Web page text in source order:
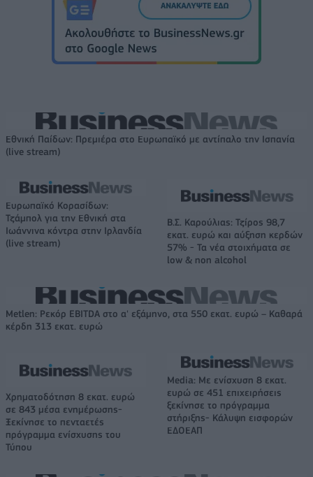
Εθνική Παίδων: Πρεμιέρα στο Ευρωπαϊκό με αντίπαλο την Ισπανία
(live stream)
Ευρωπαϊκό Κορασίδων:
Τζάμπολ για την Εθνική στα
Ιωάννινα κόντρα στην Ιρλανδία
(live stream)
Β.Σ. Καρούλιας: Τζίρος 98,7
εκατ. ευρώ και αύξηση κερδών
57% - Τα νέα στοιχήματα σε
low & non alcohol
Metlen: Ρεκόρ EBITDA στο α' εξάμηνο, στα 550 εκατ. ευρώ – Καθαρά
κέρδη 313 εκατ. ευρώ
Χρηματοδότηση 8 εκατ. ευρώ
σε 843 μέσα ενημέρωσης-
Ξεκίνησε το πενταετές
πρόγραμμα ενίσχυσης του
Τύπου
Media: Με ενίσχυση 8 εκατ.
ευρώ σε 451 επιχειρήσεις
ξεκίνησε το πρόγραμμα
στήριξης- Κάλυψη εισφορών
ΕΔΟΕΑΠ